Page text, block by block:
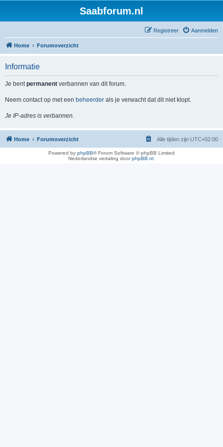
Saabforum.nl
Aanmelden
Registreer
Home Forumoverzicht
Informatie
Je bentpermanent verbannen van dit forum.
Neem contact op met een beheerder als je verwacht dat dit niet klopt.
Je IP-adres is verbannen.
Home Forumoverzicht Alle tijden zijn UTC+02:00
Powered by phpBB® Forum Software © phpBB Limited
Nederlandse vertaling doorphpBB.nl